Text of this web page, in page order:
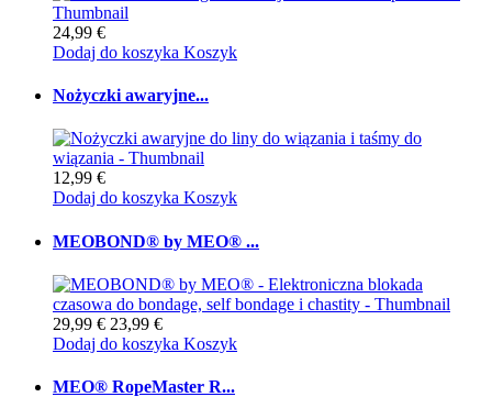
24,99 €
Dodaj do koszyka Koszyk
Nożyczki awaryjne...
12,99 €
Dodaj do koszyka Koszyk
MEOBOND® by MEO® ...
29,99 € 23,99 €
Dodaj do koszyka Koszyk
MEO® RopeMaster R...